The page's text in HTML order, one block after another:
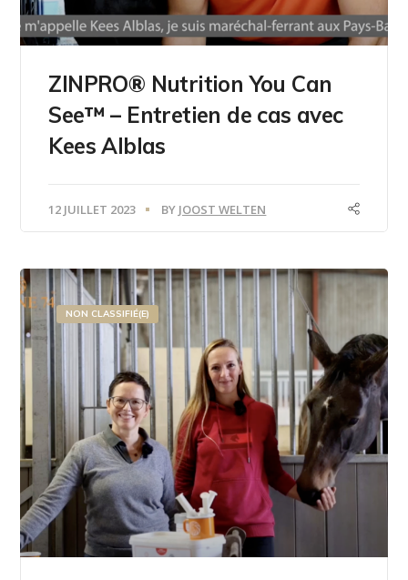
ZINPRO® Nutrition You Can
See™ – Entretien de cas avec
Kees Alblas
12 JUILLET 2023 BY JOOST WELTEN
NON CLASSIFIÉ(E)